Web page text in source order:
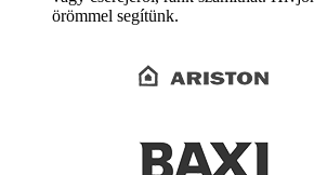
örömmel segítünk.